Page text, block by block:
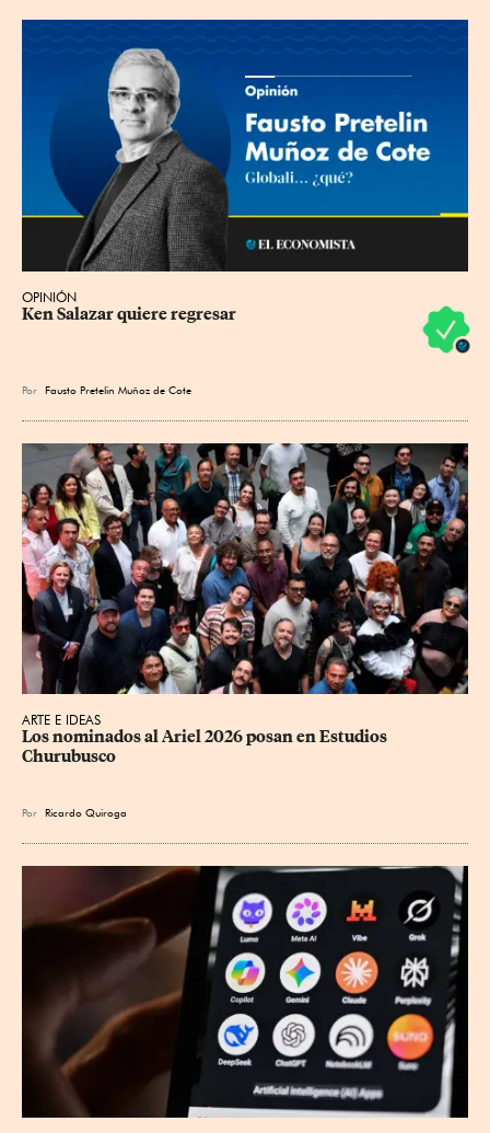
OPINIÓN
Ken Salazar quiere regresar
Por Fausto Pretelin Muñoz de Cote
ARTE E IDEAS
Los nominados al Ariel 2026 posan en Estudios
Churubusco
Por Ricardo Quiroga